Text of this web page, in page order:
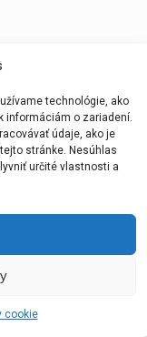
technológie, ako
informáciám o zariadení.
údaje, ako je
stránke. Nesúhlas
určité vlastnosti a
cookie